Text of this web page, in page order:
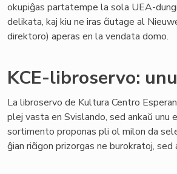
okupiĝas partatempe la sola UEA-
delikata, kaj kiu ne iras ĉiutage al
direktoro) aperas en la vendata domo.
KCE-libroservo:
La libroservo de Kultura Centro
plej vasta en Svislando, sed ankaŭ unu
sortimento proponas pli ol milon da
ĝian riĉigon prizorgas ne burokratoj,